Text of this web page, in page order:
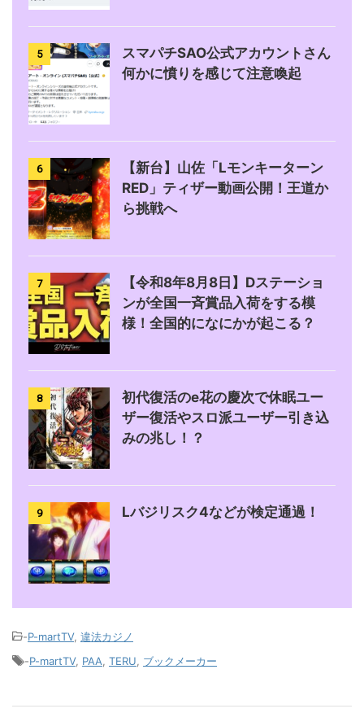
5
スマパチSAO公式アカウントさん
何かに憤りを感じて注意喚起
6
【新台】山佐「Lモンキーターン
RED」ティザー動画公開！王道か
ら挑戦へ
7
【令和8年8月8日】Dステーショ
ンが全国一斉賞品入荷をする模
様！全国的になにかが起こる？
8
初代復活のe花の慶次で休眠ユー
ザー復活やスロ派ユーザー引き込
みの兆し！？
9 Lバジリスク4などが検定通過！
-P-martTV, 違法カジノ
-P-martTV, PAA TERU ブックメーカー